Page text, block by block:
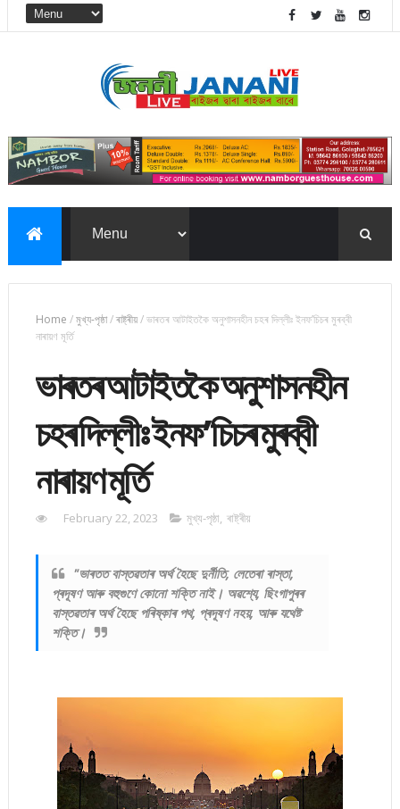
Home /মুখ্য-পৃষ্ঠা/ৰাষ্ট্ৰীয়/ভাৰতৰ আটাইতকৈ অনুশাসনহীন চহৰ দিল্লীঃ ইনফ’চিচৰ মুৰব্বী
নাৰায়ণ মূৰ্তি
ভাৰতৰ আটাইতকৈ অনুশাসনহীন
চহৰ দিল্লীঃ ইনফ’চিচৰ মুৰব্বী
নাৰায়ণ মূৰ্তি
February 22, 2023 মুখ্য-পৃষ্ঠা ৰাষ্ট্ৰীয়
"ভাৰতত বাস্তৱতাৰ অৰ্থ হৈছে দুৰ্নীতি, লেতেৰা ৰাস্তা,
প্ৰদূষণ আৰু বহুগুণে কোনো শক্তি নাই। অৱশ্যে, ছিংগাপুৰৰ
বাস্তৱতাৰ অৰ্থ হৈছে পৰিষ্কাৰ পথ, প্ৰদূষণ নহয়, আৰু যথেষ্ট
শক্তি।